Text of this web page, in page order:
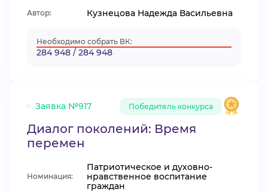
Автор: Кузнецова Надежда Васильевна
Необходимо собрать ВК:
284 948 / 284 948
Заявка №917 Победитель конкурса
Диалог поколений: Время
перемен
Номинация:
Патриотическое и духовно-
нравственное воспитание
граждан